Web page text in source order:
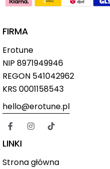
FIRMA
Erotune
NIP 8971949946
REGON 541042962
KRS 0001158543
hello@erotune.pl
LINKI
Strona główna